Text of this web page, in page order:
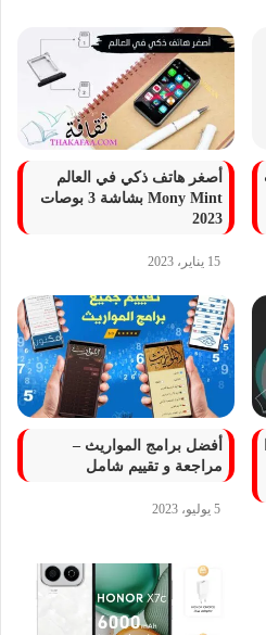
أصغر هاتف ذكي في العالم
Mony Mint بشاشة 3 بوصات
2023
15 يناير، 2023
أفضل برامج المواريث –
مراجعة و تقييم شامل
5 يوليو، 2023